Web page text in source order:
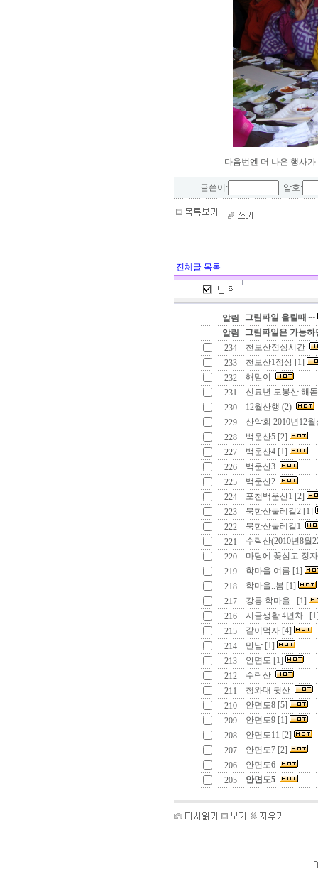
다음번엔 더 나은 행사
글쓴이: 암호:
전체글 목록
알림
그림파일 올릴때~~
알림
그림파일은 가능
234
천보산점심시간
233
천보산1정상 [1]
232
해맏이
231
신묘년 도봉산 해
230
12월산행 (2)
229
산악회 2010년12
228
백운산5 [2]
227
백운산4 [1]
226
백운산3
225
백운산2
224
포천백운산1 [2]
223
북한산둘레길2 [1]
222
북한산둘레길1
221
수락산(2010년8월
220
마당에 꽃심고 정
219
학마을 여름 [1]
218
학마을..봄 [1]
217
강릉 학마을.. [1]
216
시골생활 4년차..
215
같이먹자 [4]
214
만남 [1]
213
안면도 [1]
212
수락산
211
청와대 뒷산
210
안면도8 [5]
209
안면도9 [1]
208
안면도11 [2]
207
안면도7 [2]
206
안면도6
205
안면도5